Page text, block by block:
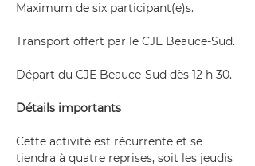
Maximum de six participant(e)s.
Transport offert par le CJE Beauce-Sud.
Départ du CJE Beauce-Sud dès 12 h 30.
Détails importants
Cette activité est récurrente et se
tiendra à quatre reprises, soit les jeudis